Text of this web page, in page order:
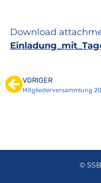
Download
VORIGER
©